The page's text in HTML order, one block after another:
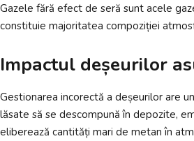
Gazele fără efect de seră sunt acele
constituie majoritatea compoziției
Impactul deșeurilor
Gestionarea incorectă a deșeurilor are
lăsate să se descompună în depozite,
eliberează cantități mari de metan în